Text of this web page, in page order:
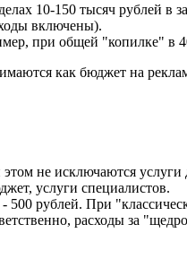
10-150 тысяч рублей в
включены).
при общей "копилке" в
как бюджет на
не исключаются
услуги специалистов.
рублей. При
расходы за